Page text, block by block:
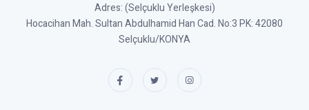
Adres: (Selçuklu Yerleşkesi)
Hocacihan Mah. Sultan Abdulhamid Han Cad. No:3 PK: 42080
Selçuklu/KONYA